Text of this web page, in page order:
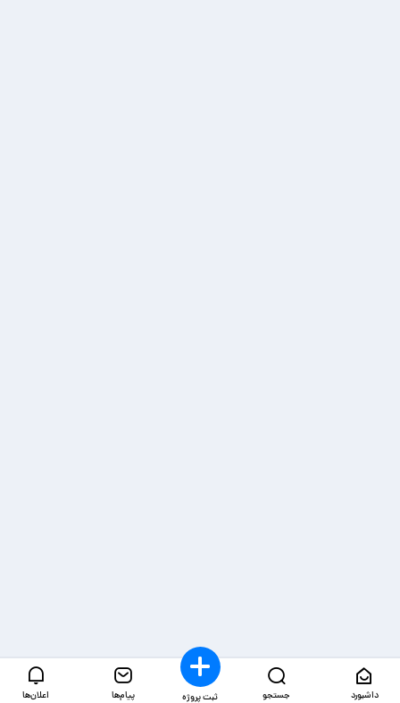
داشبورد جستجو ثبت پروژه پیام‌ها اعلان‌ها